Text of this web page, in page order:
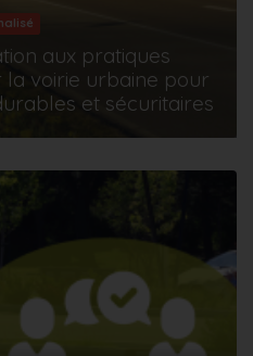
aux pratiques
la voirie urbaine pour
et sécuritaires